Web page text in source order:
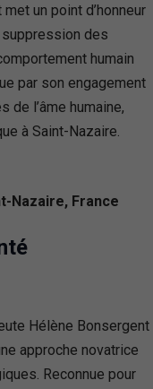
un point d’honneur
des
humain
par son engagement
de l’âme humaine,
à Saint-Nazaire.
Nazaire, France
Hélène Bonsergent
approche novatrice
Reconnue pour